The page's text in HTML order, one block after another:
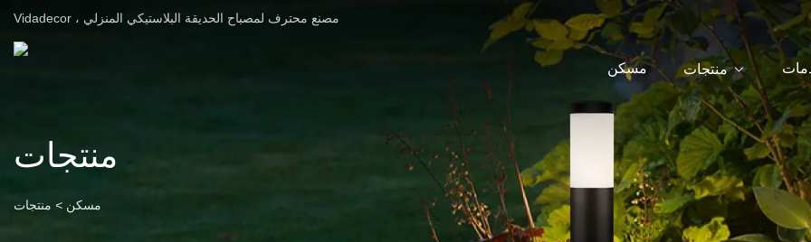
Vidadecor ، مصنع محترف لمصباح الحديقة البلاستيكي المنزلي
مسكن منتجات
منتجات
مسكن > منتجات